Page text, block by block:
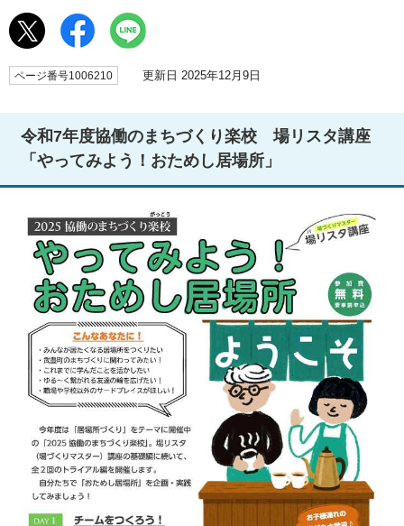
ページ番号1006210 更新日 2025年12月9日
令和7年度協働のまちづくり楽校 場リスタ講座
「やってみよう！おためし居場所」